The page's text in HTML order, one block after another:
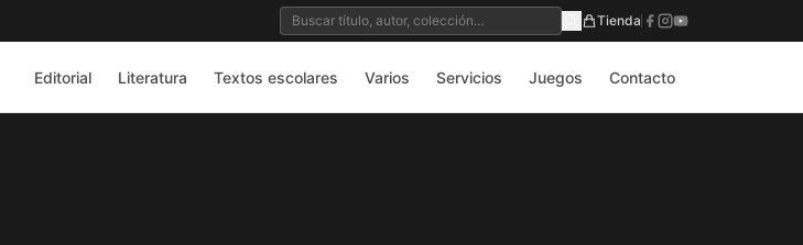
Tienda
Editorial Literatura Textos escolares Varios Servicios Juegos Contacto